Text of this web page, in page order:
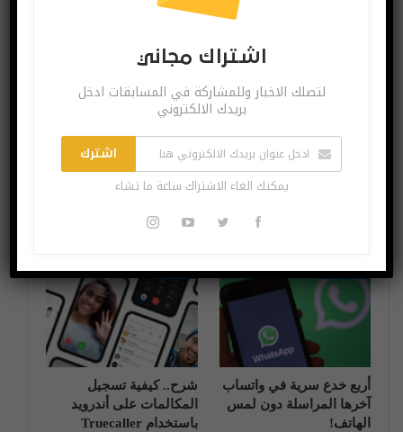
صناعة المحتوى، مراحل
أفضل منصة تدريبية على
الاطلاق
آخر الاخبار
أربع خدع سرية في واتساب
آخرها المراسلة دون لمس
الهاتف!
شروحات
شرح.. كيفية تسجيل
المكالمات على أندرويد
باستخدام Truecaller
اشتراك مجاني
لتصلك الاخبار وللمشاركة في المسابقات ادخل
بريدك الالكتروني
اشترك
يمكنك الغاء الاشتراك ساعة ما تشاء